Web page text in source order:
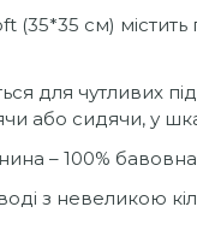
см) містить
для чутливих
або сидячи, у
– 100%
з невеликою